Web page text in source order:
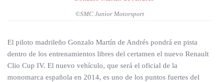
©SMC Junior Motorsport
El piloto madrileño Gonzalo Martín de Andrés pondrá en pista
dentro de los entrenamientos libres del certamen el nuevo Renault
Clio Cup IV. El nuevo vehículo, que será el oficial de la
monomarca española en 2014, es uno de los puntos fuertes del